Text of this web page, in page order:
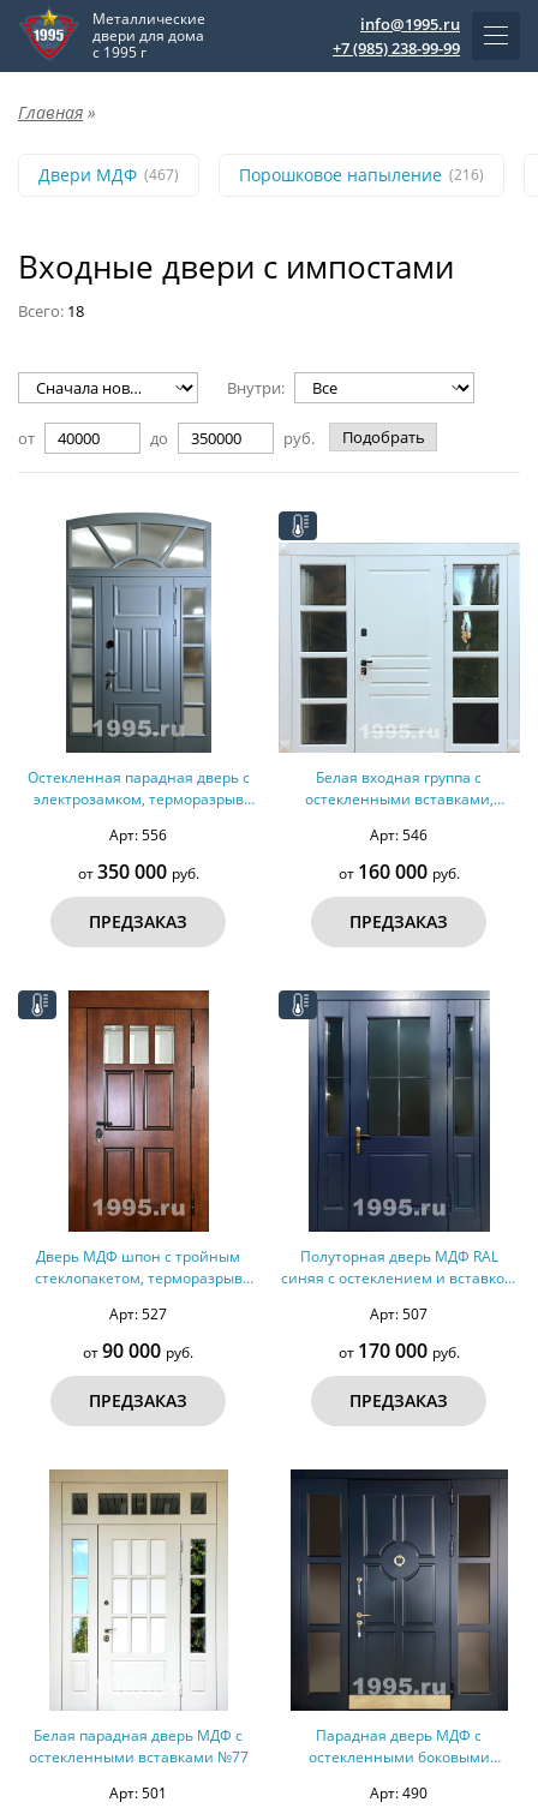
Металлические
двери для дома
с 1995 г
info@1995.ru
+7 (985) 238-99-99
Главная »
Двери МДФ (467) Порошковое напыление (216)
Входные двери с импостами
Всего: 18
Внутри:
от до руб. Подобрать
Остекленная парадная дверь с
электрозамком, терморазрыв
Арт: 556
от350 000 руб.
ПРЕДЗАКАЗ
Белая входная группа с
остекленными вставками,
Арт: 546
от 160 000 руб.
ПРЕДЗАКАЗ
Дверь МДФ шпон с тройным
стеклопакетом, терморазрыв
Арт: 527
от90 000 руб.
ПРЕДЗАКАЗ
Полуторная дверь МДФ RAL
синяя с остеклением и вставкой,
Арт: 507
от 170 000 руб.
ПРЕДЗАКАЗ
Белая парадная дверь МДФ с
остекленными вставками №77
Арт: 501
Парадная дверь МДФ с
остекленными боковыми
Арт: 490